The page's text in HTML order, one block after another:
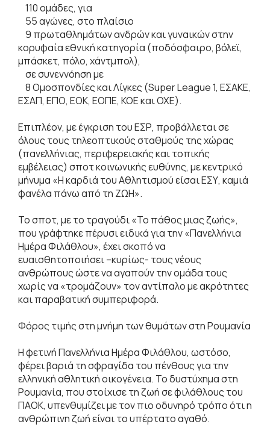
110 ομάδες, για
55 αγώνες, στο πλαίσιο
9 πρωταθλημάτων ανδρών και γυναικών στην
κορυφαία εθνική κατηγορία (ποδόσφαιρο, βόλεϊ,
μπάσκετ, πόλο, χάντμπολ),
σε συνεννόηση με
8 Ομοσπονδίες και Λίγκες (Super League 1, ΕΣΑΚΕ,
ΕΣΑΠ, ΕΠΟ, ΕΟΚ, ΕΟΠΕ, ΚΟΕ και ΟΧΕ).
Επιπλέον, με έγκριση του ΕΣΡ, προβάλλεται σε
όλους τους τηλεοπτικούς σταθμούς της χώρας
(πανελλήνιας, περιφερειακής και τοπικής
εμβέλειας) σποτ κοινωνικής ευθύνης, με κεντρικό
μήνυμα «Η καρδιά του Αθλητισμού είσαι ΕΣΥ, καμιά
φανέλα πάνω από τη ΖΩΗ».
Το σποτ, με το τραγούδι «Το πάθος μιας ζωής»,
που γράφτηκε πέρυσι ειδικά για την «Πανελλήνια
Ημέρα Φιλάθλου», έχει σκοπό να
ευαισθητοποιήσει –κυρίως- τους νέους
ανθρώπους ώστε να αγαπούν την ομάδα τους
χωρίς να «τρομάζουν» τον αντίπαλο με ακρότητες
και παραβατική συμπεριφορά.
Φόρος τιμής στη μνήμη των θυμάτων στη Ρουμανία
Η φετινή Πανελλήνια Ημέρα Φιλάθλου, ωστόσο,
φέρει βαριά τη σφραγίδα του πένθους για την
ελληνική αθλητική οικογένεια. Το δυστύχημα στη
Ρουμανία, που στοίχισε τη ζωή σε φιλάθλους του
ΠΑΟΚ, υπενθυμίζει με τον πιο οδυνηρό τρόπο ότι η
ανθρώπινη ζωή είναι το υπέρτατο αγαθό.